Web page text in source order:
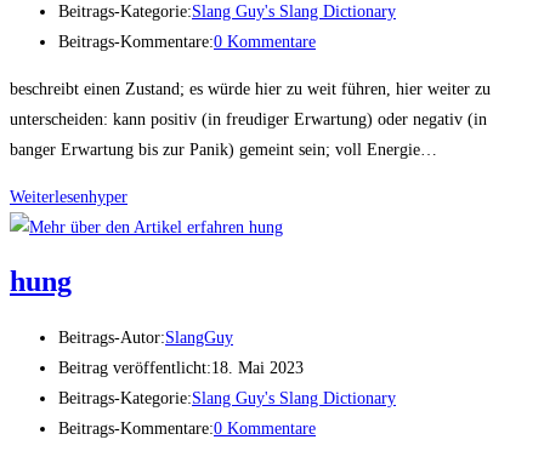
Beitrags-Kategorie:Slang Guy's Slang Dictionary
Beitrags-Kommentare:0 Kommentare
beschreibt einen Zustand; es würde hier zu weit führen, hier weiter zu
unterscheiden: kann positiv (in freudiger Erwartung) oder negativ (in
banger Erwartung bis zur Panik) gemeint sein; voll Energie…
Weiterlesenhyper
hung
Beitrags-Autor:SlangGuy
Beitrag veröffentlicht:18. Mai 2023
Beitrags-Kategorie:Slang Guy's Slang Dictionary
Beitrags-Kommentare:0 Kommentare